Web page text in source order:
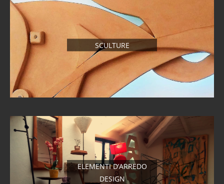
SCULTURE
ELEMENTI D’ARREDO
DESIGN